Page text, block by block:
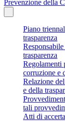
Prevenzione della
Piano
trasparenza
trasparenza
Regolamenti
corruzione e
Relazione
e della
tali
Atti di